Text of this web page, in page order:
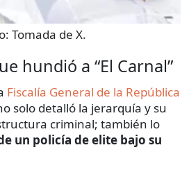
Tomada de X.
hundió a “El Carnal”
Fiscalía General de la República
solo detalló la jerarquía y su
criminal; también lo
un policía de elite bajo su